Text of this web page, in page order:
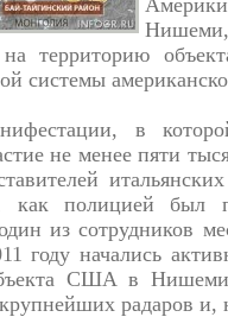
территорию
системы
в
не менее пяти
как полицией был
из сотрудников
году начались
США в
радаров и,